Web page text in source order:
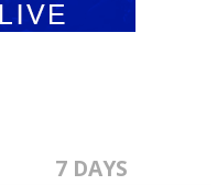
7 DAYS